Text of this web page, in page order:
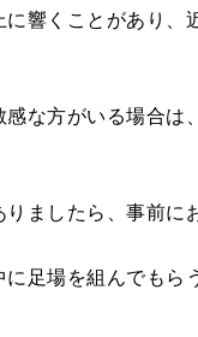
響くことがあり、
な方がいる場合は
ましたら、事前に
足場を組んでもら